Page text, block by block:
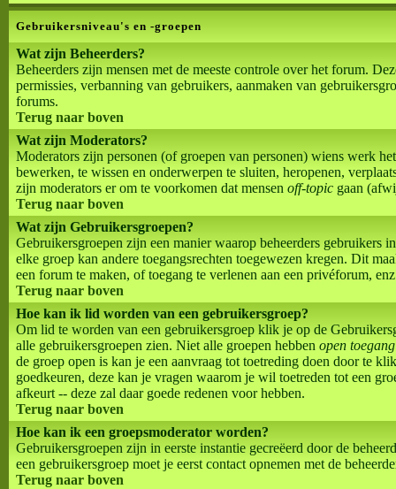
Gebruikersniveau's en -groepen
Wat zijn Beheerders?
Beheerders zijn mensen met de meeste controle over het forum.
permissies, verbanning van gebruikers, aanmaken van
forums.
Terug naar boven
Wat zijn Moderators?
Moderators zijn personen (of groepen van personen) wiens werk
bewerken, te wissen en onderwerpen te sluiten, heropenen,
zijn moderators er om te voorkomen dat mensen off-topic gaan
Terug naar boven
Wat zijn Gebruikersgroepen?
Gebruikersgroepen zijn een manier waarop beheerders gebruikers
elke groep kan andere toegangsrechten toegewezen kregen. Dit
een forum te maken, of toegang te verlenen aan een privéforum,
Terug naar boven
Hoe kan ik lid worden van een gebruikersgroep?
Om lid te worden van een gebruikersgroep klik je op de
alle gebruikersgroepen zien. Niet alle groepen hebben open toegang
de groep open is kan je een aanvraag tot toetreding doen door te
goedkeuren, deze kan je vragen waarom je wil toetreden tot een
afkeurt -- deze zal daar goede redenen voor hebben.
Terug naar boven
Hoe kan ik een groepsmoderator worden?
Gebruikersgroepen zijn in eerste instantie gecreëerd door de
een gebruikersgroep moet je eerst contact opnemen met de
Terug naar boven